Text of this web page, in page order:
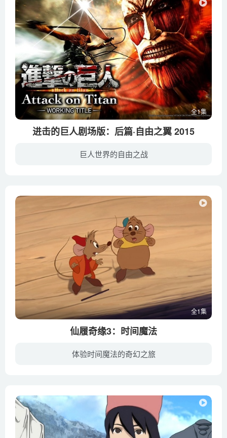
全1集
进击的巨人剧场版：后篇·自由之翼 2015
巨人世界的自由之战
全1集
仙履奇缘3：时间魔法
体验时间魔法的奇幻之旅